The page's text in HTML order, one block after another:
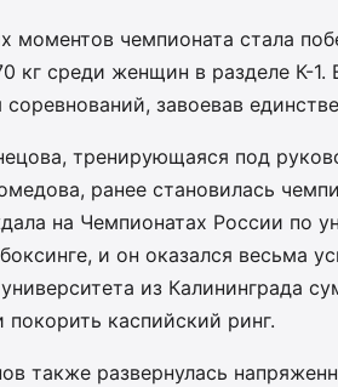
моментов чемпионата стала
кг среди женщин в разделе К-1.
завоевав
тренирующаяся под
ранее становилась
на Чемпионатах России по
и он оказался весьма
из Калининграда
каспийский ринг.
также развернулась